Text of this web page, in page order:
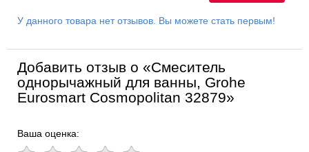
У данного товара нет отзывов. Вы можете стать первым!
Добавить отзыв о «Смеситель
однорычажный для ванны, Grohe
Eurosmart Cosmopolitan 32879»
Ваша оценка: